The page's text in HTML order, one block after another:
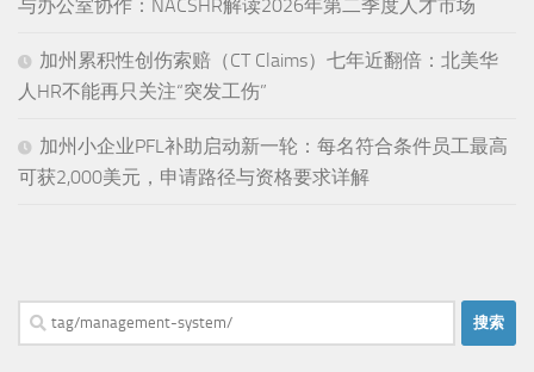
与办公室协作：NACSHR解读2026年第二季度人才市场
加州累积性创伤索赔（CT Claims）七年近翻倍：北美华
人HR不能再只关注“突发工伤”
加州小企业PFL补助启动新一轮：每名符合条件员工最高
可获2,000美元，申请路径与资格要求详解
搜
索：